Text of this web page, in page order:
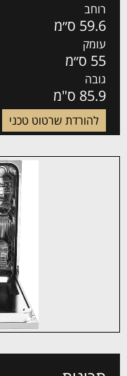
רוחב
59.6 ס״מ
עומק
55 ס״מ
גובה
85.9 ס"מ
להורדת שרטוט טכני